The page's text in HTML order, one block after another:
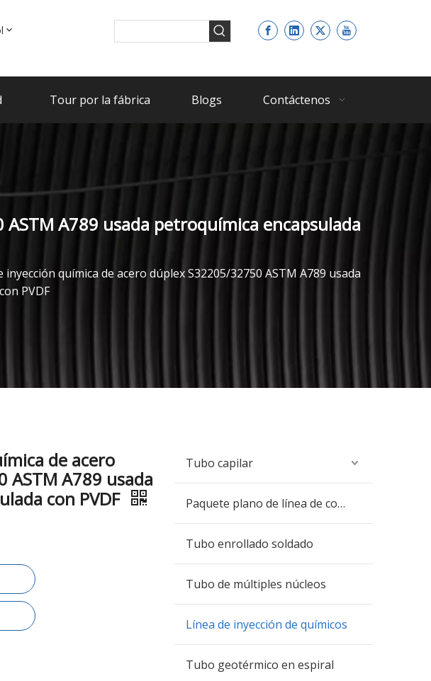
Tour por la fábrica Blogs Contáctenos
A789 usada petroquímica encapsulada
inyección química de acero dúplex S32205/32750 ASTM A789 usada
PVDF
de acero
ASTM A789 usada
con PVDF
Tubo capilar
Paquete plano de línea de control
Tubo enrollado soldado
Tubo de múltiples núcleos
Línea de inyección de químicos
Tubo geotérmico en espiral